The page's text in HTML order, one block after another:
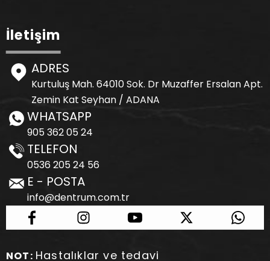
İletişim
ADRES
Kurtuluş Mah. 64010 Sok. Dr Muzaffer Ersalan Apt.
Zemin Kat Seyhan / ADANA
WHATSAPP
905 362 05 24
TELEFON
0536 205 24 56
E - POSTA
info@dentrum.com.tr
NOT: Hastalıklar ve tedavi